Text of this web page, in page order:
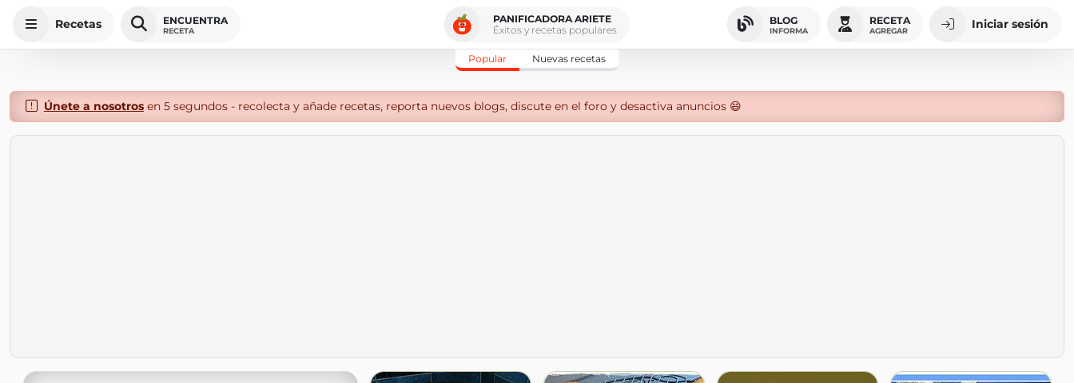
Recetas ENCUENTRA
RECETA
PANIFICADORA ARIETE
Éxitos y recetas populares
BLOG
INFORMA
RECETA
AGREGAR Iniciar sesión
Popular Nuevas recetas
Únete a nosotrosen 5 segundos - recolecta y añade recetas, reporta nuevos blogs, discute en el foro y desactiva anuncios 😄